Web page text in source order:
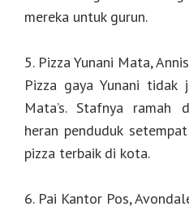
mereka untuk gurun.
5. Pizza Yunani Mata,
Pizza gaya Yunani tidak
Mata’s. Stafnya ramah
heran penduduk
pizza terbaik di kota.
6. Pai Kantor Pos,